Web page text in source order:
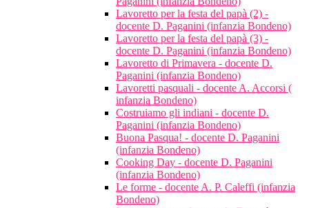
Lavoretto per la festa del papà (2) -
docente D. Paganini (infanzia Bondeno)
Lavoretto per la festa del papà (3) -
docente D. Paganini (infanzia Bondeno)
Lavoretto di Primavera - docente D.
Paganini (infanzia Bondeno)
Lavoretti pasquali - docente A. Accorsi (
infanzia Bondeno)
Costruiamo gli indiani - docente D.
Paganini (infanzia Bondeno)
Buona Pasqua! - docente D. Paganini
(infanzia Bondeno)
Cooking Day - docente D. Paganini
(infanzia Bondeno)
Le forme - docente A. P. Caleffi (infanzia
Bondeno)